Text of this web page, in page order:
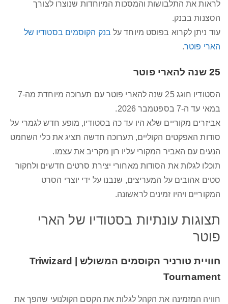
לראות את התלבושות והמסכות המיוחדות שנוצרו לצורך
הסצנות בבנק.
עוד ניתן לקרוא בפוסט מיוחד על בנק הקוסמים בסטודיו של
הארי פוטר.
25 שנה להארי פוטר
הסטודיו חוגג 25 שנה להארי פוטר עם תערוכה מיוחדת מה-7
במאי עד ה-7 בספטמבר 2026.
אביזרים מקוריים שלא היו עד כה בסטודיו, מופע חדש לגמרי על
סודות האפקטים הקוליים, תערוכה חדשה תציג את כלי השחמט
הנעים עם האביר המקורי עליו רון מקריב את עצמו.
תוכלו לגלות את הסודות מאחורי יצירת סרטים חדשים ולחקור
סטים אהובים על המעריצים, שנבנו על ידי יוצרי הסרט
המקוריים ויהיו זמינים לראשונה.
תצוגות עונתיות בסטודיו של הארי
פוטר
חוויית טורניר הקוסמים המשולש | Triwizard
Tournament
חוויה המזמינה את הקהל לגלות את הקסם הקולנועי שהפך את